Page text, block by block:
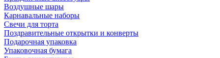
Воздушные шары
Карнавальные наборы
Свечи для торта
Поздравительные открытки и конверты
Подарочная упаковка
Упаковочная бумага